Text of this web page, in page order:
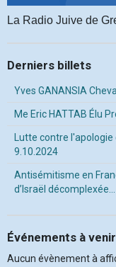
La Radio Juive de
Derniers billets
Yves GANANSIA
Me Eric HATTAB Élu
Lutte contre
9.10.2024
Antisémitisme en
d’Israël
Événements à venir
Aucun évènement à